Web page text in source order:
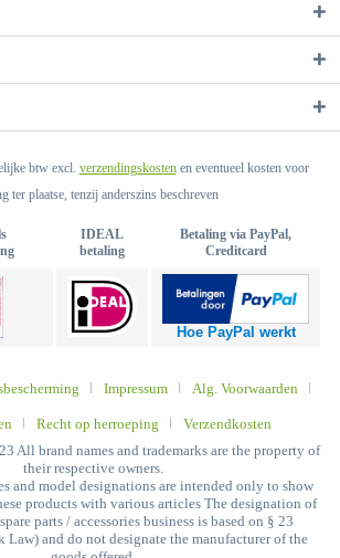
btw excl. verzendingskostenen eventueel kosten voor
ter plaatse, tenzij anderszins beschreven
IDEAL
betaling
Betaling via PayPal,
Creditcard
Hoe PayPal werkt
Impressum Alg. Voorwaarden
Recht op herroeping
Verzendkosten
All brand names and trademarks are the property of
their respective owners.
and model designations are intended only to show
products with various articles The designation of
parts / accessories business is based on § 23
Law) and do not designate the manufacturer of the